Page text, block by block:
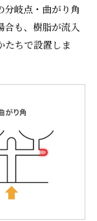
分岐点・曲がり角
合も、樹脂が流入
たちで設置しま